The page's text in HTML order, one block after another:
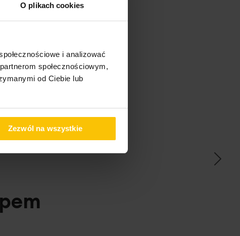
O plikach cookies
i analizować
społecznościowym,
od Ciebie lub
Zezwól na wszystkie